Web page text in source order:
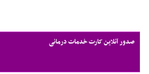
صدور آنلاین کارت خدمات درمانی